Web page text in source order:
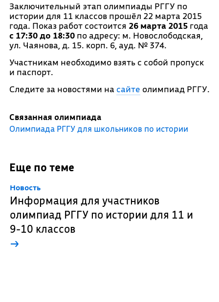
Заключительный этап олимпиады РГГУ по
истории для 11 классов прошёл 22 марта 2015
года. Показ работ состоится 26 марта 2015года
с 17:30 до 18:30по адресу: м. Новослободская,
ул. Чаянова, д. 15. корп. 6, ауд. № 374.
Участникам необходимо взять с собой пропуск
и паспорт.
Следите за новостями на сайте олимпиад РГГУ.
Связанная олимпиада
Олимпиада РГГУ для школьников по истории
Еще по теме
Новость
Информация для участников
олимпиад РГГУ по истории для 11 и
9-10 классов
→